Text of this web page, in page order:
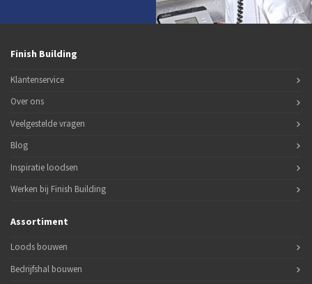
Finish Building
Klantenservice
Over ons
Veelgestelde vragen
Blog
Inspiratie loodsen
Werken bij Finish Building
Assortiment
Loods bouwen
Bedrijfshal bouwen